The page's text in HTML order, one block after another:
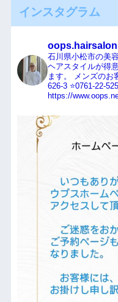
インスタグラム
oops.hairsalon
石川県小松市の美
ヘアスタイルが得
ます。
メンズのお
626-3⭐️0761-22-
https://